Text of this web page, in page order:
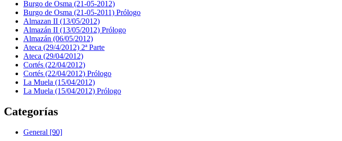
Burgo de Osma (21-05-2012)
Burgo de Osma (21-05-2011) Prólogo
Almazan II (13/05/2012)
Almazán II (13/05/2012) Prólogo
Almazán (06/05/2012)
Ateca (29/4/2012) 2ª Parte
Ateca (29/04/2012)
Cortés (22/04/2012)
Cortés (22/04/2012) Prólogo
La Muela (15/04/2012)
La Muela (15/04/2012) Prólogo
Categorías
General [90]